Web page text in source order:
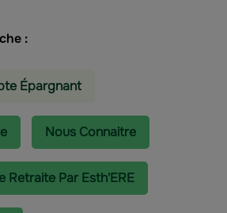
:
Épargnant
Nous Connaitre
Retraite Par Esth'ERE